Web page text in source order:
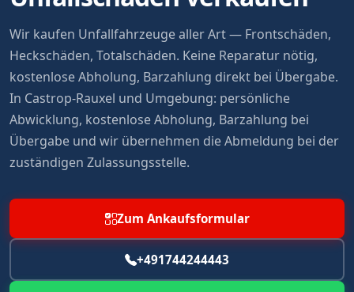
Wir kaufen Unfallfahrzeuge aller Art — Frontschäden,
Heckschäden, Totalschäden. Keine Reparatur nötig,
kostenlose Abholung, Barzahlung direkt bei Übergabe.
In Castrop-Rauxel und Umgebung: persönliche
Abwicklung, kostenlose Abholung, Barzahlung bei
Übergabe und wir übernehmen die Abmeldung bei der
zuständigen Zulassungsstelle.
Zum Ankaufsformular
+491744244443